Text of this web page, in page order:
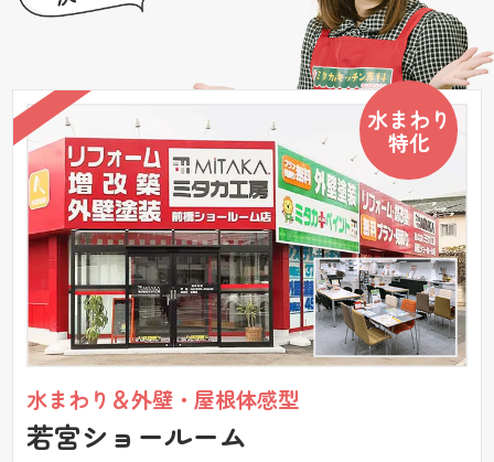
水まわり＆外壁・屋根体感型
若宮ショールーム
水まわり
特化